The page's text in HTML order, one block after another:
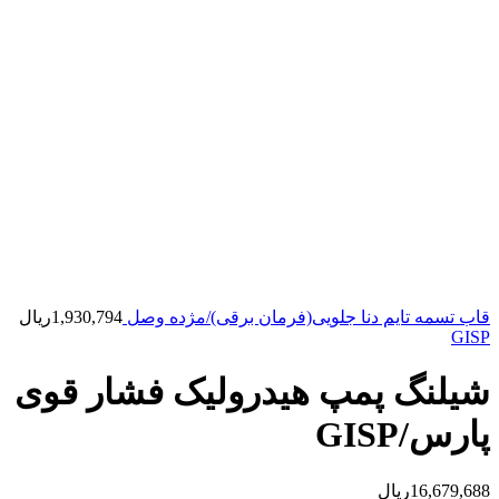
قاب تسمه تایم دنا جلویی(فرمان برقی)/مژده وصل 1,930,794ریال
GISP
شیلنگ پمپ هیدرولیک فشار قوی
پارس/GISP
16,679,688ریال